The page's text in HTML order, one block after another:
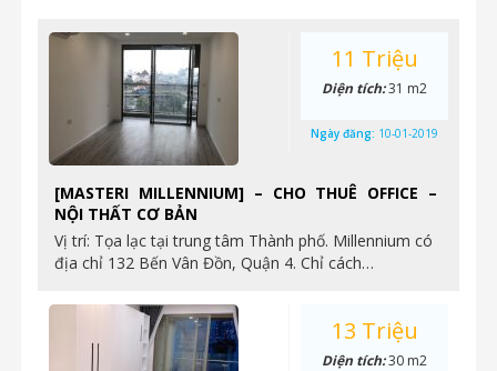
[MASTERI MILLENNIUM] – CHO THUÊ OFFICE –
NỘI THẤT CƠ BẢN
Vị trí: Tọa lạc tại trung tâm Thành phố. Millennium có
địa chỉ 132 Bến Vân Đồn, Quận 4. Chỉ cách…
11 Triệu
Diện tích:31 m2
Ngày đăng: 10-01-2019
13 Triệu
Diện tích:30 m2